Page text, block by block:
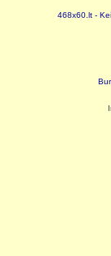
468x60.lt -